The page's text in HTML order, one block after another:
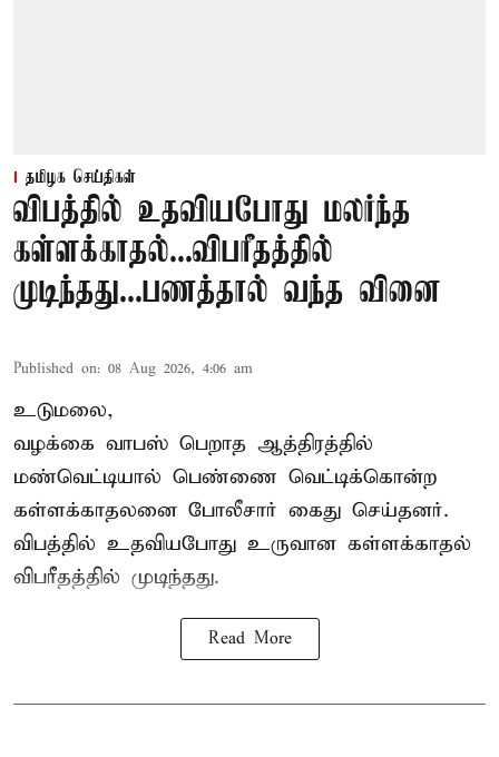
தமிழக செய்திகள்
விபத்தில் உதவியபோது மலர்ந்த
கள்ளக்காதல்...விபரீதத்தில்
முடிந்தது...பணத்தால் வந்த வினை
Published on: 08 Aug 2026, 4:06 am
உடுமலை,
வழக்கை வாபஸ் பெறாத ஆத்திரத்தில்
மண்வெட்டியால் பெண்ணை வெட்டிக்கொன்ற
கள்ளக்காதலனை போலீசார் கைது செய்தனர்.
விபத்தில் உதவியபோது உருவான கள்ளக்காதல்
விபரீதத்தில் முடிந்தது.
Read More